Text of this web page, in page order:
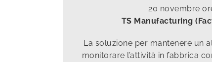
20 novembre
TS Manufacturing
La soluzione per mantenere un
monitorare l’attività in fabbrica